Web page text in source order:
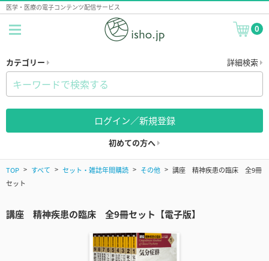
医学・医療の電子コンテンツ配信サービス
0
カテゴリー 詳細検索
ログイン／新規登録
初めての方へ
TOP すべて セット・雑誌年間購読 その他
講座 精神疾患の臨床 全9冊
セット
講座 精神疾患の臨床 全9冊セット【電子版】